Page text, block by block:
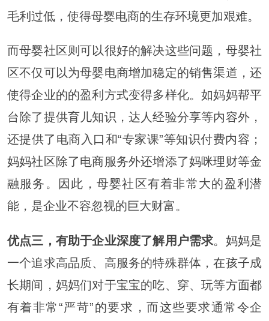
毛利过低，使得母婴电商的生存环境更加艰难。
而母婴社区则可以很好的解决这些问题，母婴社
区不仅可以为母婴电商增加稳定的销售渠道，还
使得企业的的盈利方式变得多样化。如妈妈帮平
台除了提供育儿知识，达人经验分享等内容外，
还提供了电商入口和“专家课”等知识付费内容；
妈妈社区除了电商服务外还增添了妈咪理财等金
融服务。因此，母婴社区有着非常大的盈利潜
能，是企业不容忽视的巨大财富。
优点三，有助于企业深度了解用户需求。妈妈是
一个追求高品质、高服务的特殊群体，在孩子成
长期间，妈妈们对于宝宝的吃、穿、玩等方面都
有着非常“严苛”的要求，而这些要求通常令企